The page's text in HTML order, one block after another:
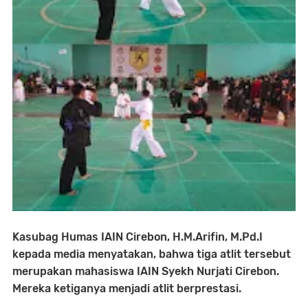
Kasubag Humas IAIN Cirebon, H.M.Arifin, M.Pd.I
kepada media menyatakan, bahwa tiga atlit tersebut
merupakan mahasiswa IAIN Syekh Nurjati Cirebon.
Mereka ketiganya menjadi atlit berprestasi.